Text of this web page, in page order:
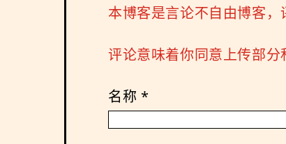
本博客是言论不自由博客
评论意味着你同意上传部分
名称 *